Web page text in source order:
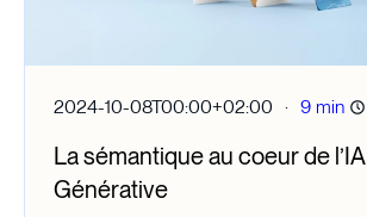
2024-10-08T00:00+02:00 · 9 min
La sémantique au coeur de l’IA
Générative